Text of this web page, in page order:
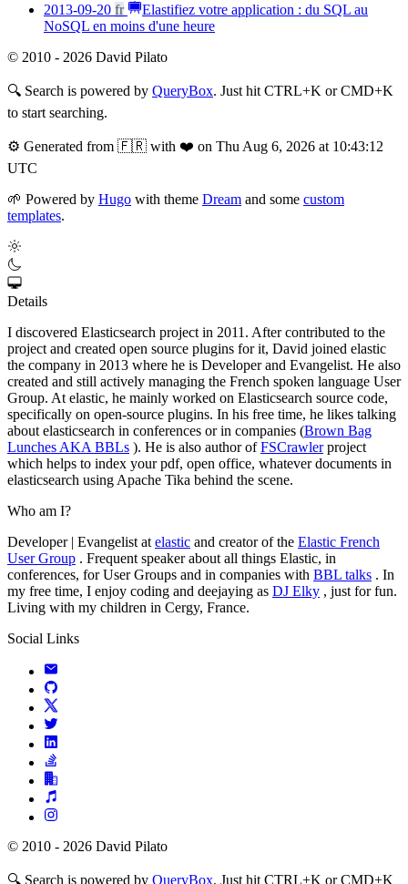
2013-09-20 fr
Elastifiez votre application : du SQL au
NoSQL en moins d'une heure
© 2010 - 2026 David Pilato
🔍 Search is powered by QueryBox. Just hit CTRL+K or CMD+K
to start searching.
⚙️ Generated from 🇫🇷 with ❤️ on Thu Aug 6, 2026 at 10:43:12
UTC
🌱 Powered by Hugo with theme Dream and some custom
templates.
Details
I discovered Elasticsearch project in 2011. After contributed to the
project and created open source plugins for it, David joined elastic
the company in 2013 where he is Developer and Evangelist. He also
created and still actively managing the French spoken language User
Group. At elastic, he mainly worked on Elasticsearch source code,
specifically on open-source plugins. In his free time, he likes talking
about elasticsearch in conferences or in companies (Brown Bag
Lunches AKA BBLs ). He is also author ofFSCrawlerproject
which helps to index your pdf, open office, whatever documents in
elasticsearch using Apache Tika behind the scene.
Who am I?
Developer | Evangelist at elastic and creator of the Elastic French
User Group . Frequent speaker about all things Elastic, in
conferences, for User Groups and in companies with BBL talks . In
my free time, I enjoy coding and deejaying as DJ Elky , just for fun.
Living with my children in Cergy, France.
Social Links
© 2010 - 2026 David Pilato
🔍 Search is powered by QueryBox. Just hit CTRL+K or CMD+K